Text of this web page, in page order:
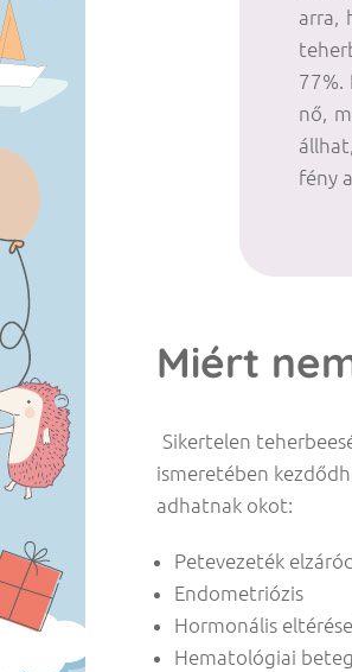
arra,
77%.
nő,
fény
Miért
Sikertelen
ismeretében
adhatnak okot:
Petevezeték
Endometriózis
Hormonális
Hematológiai